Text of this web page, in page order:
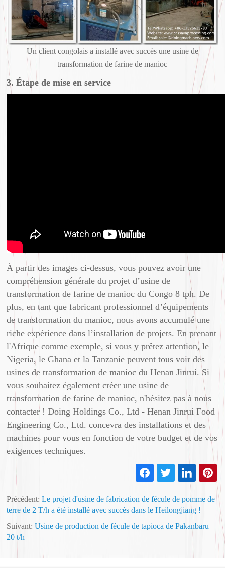
Un client congolais a installé avec succès une usine de
transformation de farine de manioc
3. Étape de mise en service
À partir des images ci-dessus, vous pouvez avoir une
compréhension générale du projet d’usine de
transformation de farine de manioc du Congo 8 tph. De
plus, en tant que fabricant professionnel d’équipements
de transformation du manioc, nous avons accumulé une
riche expérience dans l’installation de projets. En prenant
l'Afrique comme exemple, si vous y prêtez attention, le
Nigeria, le Ghana et la Tanzanie peuvent tous voir des
usines de transformation de manioc du Henan Jinrui. Si
vous souhaitez également créer une usine de
transformation de farine de manioc, n'hésitez pas à nous
contacter ! Doing Holdings Co., Ltd - Henan Jinrui Food
Engineering Co., Ltd. concevra des installations et des
machines pour vous en fonction de votre budget et de vos
exigences techniques.
Précédent:Le projet d'usine de fabrication de fécule de pomme de
terre de 2 T/h a été installé avec succès dans le Heilongjiang !
Suivant:Usine de production de fécule de tapioca de Pakanbaru
20 t/h